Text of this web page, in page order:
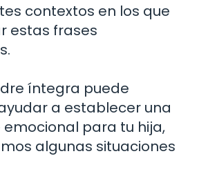
contextos en los que
estas frases
íntegra puede
a establecer una
para tu hija,
algunas situaciones